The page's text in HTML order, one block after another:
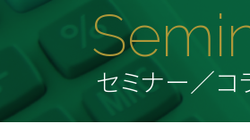
セミナー／コ